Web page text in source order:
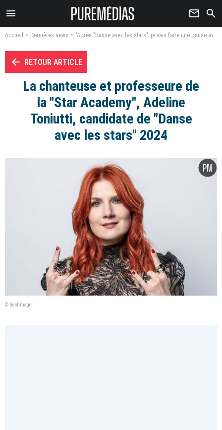
menu newsletter search
Accueil Dernières news "Après "Danse avec les stars", je vais faire une pause avec la télévision" : Natasha St-Pier fait des révélations sur la suite de sa carrière
arrow_left RETOUR ARTICLE
La chanteuse et professeure de
la "Star Academy", Adeline
Toniutti, candidate de "Danse
avec les stars" 2024
© BestImage